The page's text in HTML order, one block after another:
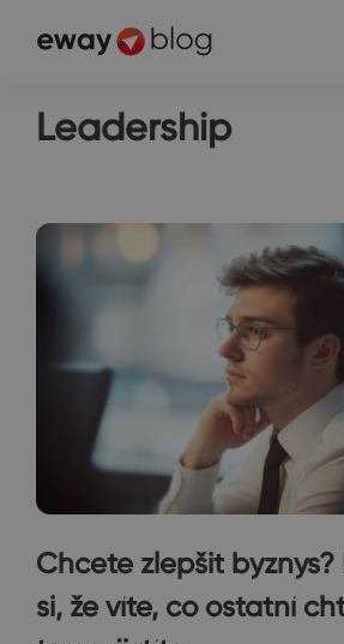
Leadership
Chcete zlepšit byznys?
si, že víte, co ostatní